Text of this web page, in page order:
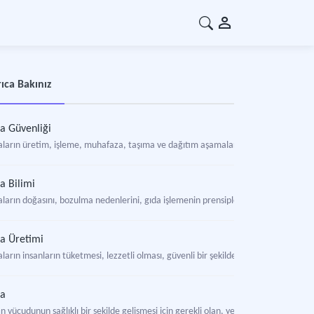
Bakınız
Güvenliği
üretim, işleme, muhafaza, taşıma ve dağıtım aşamalarında gerekli
Bilimi
doğasını, bozulma nedenlerini, gıda işlemenin prensiplerini ve toplumun
Üretimi
insanların tüketmesi, lezzetli olması, güvenli bir şekilde yenilebilmesi ve
vücudunun sağlıklı bir şekilde gelişmesi için gerekli olan, yenilmeye,